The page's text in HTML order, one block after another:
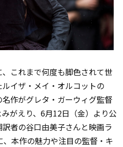
これまで何度も脚色されて世
イザ・メイ・オルコットの
名作がグレタ・ガーウィグ監督
がえり、6月12日（金）より公
者の谷口由美子さんと映画ラ
、本作の魅力や注目の監督・キ